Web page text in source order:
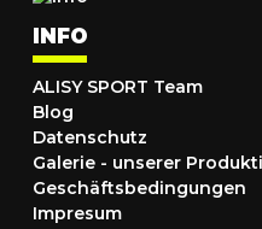
INFO
ALISY SPORT Team
Blog
Datenschutz
Galerie - unserer
Geschäftsbedingungen
Impresum